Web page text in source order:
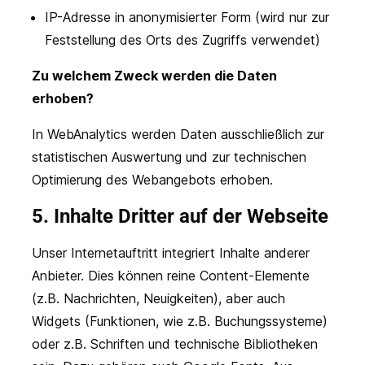
IP-Adresse in anonymisierter Form (wird nur zur
Feststellung des Orts des Zugriffs verwendet)
Zu welchem Zweck werden die Daten
erhoben?
In WebAnalytics werden Daten ausschließlich zur
statistischen Auswertung und zur technischen
Optimierung des Webangebots erhoben.
5. Inhalte Dritter auf der Webseite
Unser Internetauftritt integriert Inhalte anderer
Anbieter. Dies können reine Content-Elemente
(z.B. Nachrichten, Neuigkeiten), aber auch
Widgets (Funktionen, wie z.B. Buchungssysteme)
oder z.B. Schriften und technische Bibliotheken